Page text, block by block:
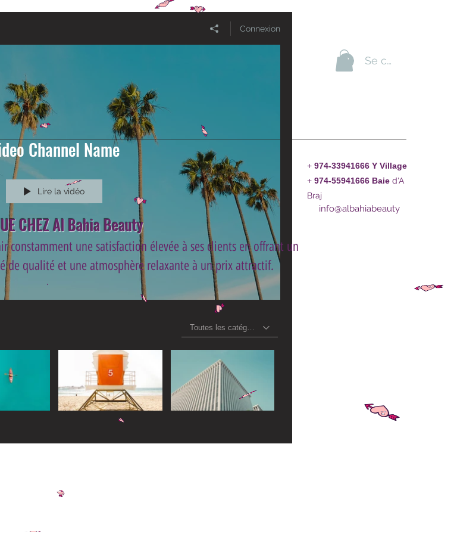
Se connecter
+ 974-33941666 Y Village
+ 974-55941666 Baie d'A
Braj
info@albahiabeauty
CHEZ Al Bahia Beauty
constamment une satisfaction élevée à ses clients en offrant un
de qualité et une atmosphère relaxante à un prix attractif.
.
Didn’t Load
your internet and refresh
that doesn’t work, contact us.
Connexion
Channel Name
Lire la vidéo
Toutes les catégories